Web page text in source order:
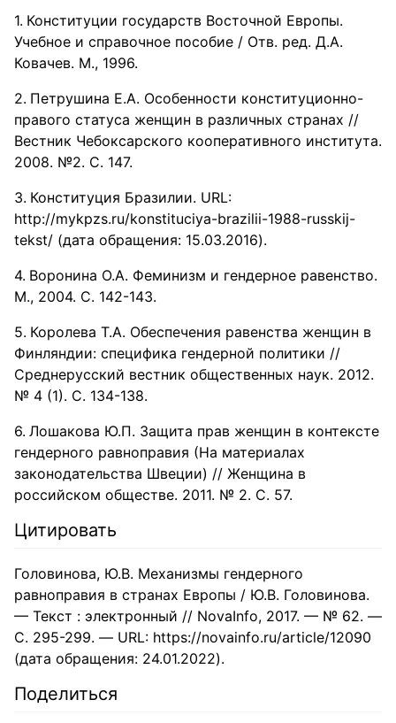
Конституции государств Восточной Европы.
Учебное и справочное пособие / Отв. ред. Д.А.
Ковачев. М., 1996.
Петрушина Е.А. Особенности конституционно-
правого статуса женщин в различных странах //
Вестник Чебоксарского кооперативного института.
2008. №2. С. 147.
Конституция Бразилии. URL:
http://mykpzs.ru/konstituciya-brazilii-1988-russkij-
tekst/ (дата обращения: 15.03.2016).
Воронина О.А. Феминизм и гендерное равенство.
М., 2004. С. 142-143.
Королева Т.А. Обеспечения равенства женщин в
Финляндии: специфика гендерной политики //
Среднерусский вестник общественных наук. 2012.
№ 4 (1). С. 134-138.
Лошакова Ю.П. Защита прав женщин в контексте
гендерного равноправия (На материалах
законодательства Швеции) // Женщина в
российском обществе. 2011. № 2. С. 57.
Цитировать
Головинова, Ю.В. Механизмы гендерного
равноправия в странах Европы / Ю.В. Головинова.
— Текст : электронный // NovaInfo, 2017. — № 62. —
С. 295-299. — URL: https://novainfo.ru/article/12090
(дата обращения: 24.01.2022).
Поделиться